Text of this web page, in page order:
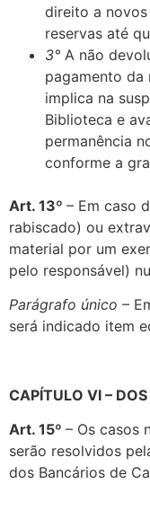
direito a
reservas até
3° A não
pagamento da
implica na
Biblioteca e
permanência
conforme a
Art. 13º – Em caso
rabiscado) ou
material por um
pelo responsável)
Parágrafo único –
será indicado item
CAPÍTULO VI –
Art. 15º – Os casos
serão resolvidos
dos Bancários de